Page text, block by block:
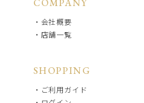
COMPANY
会社概要
店舗一覧
SHOPPING
ご利用ガイド